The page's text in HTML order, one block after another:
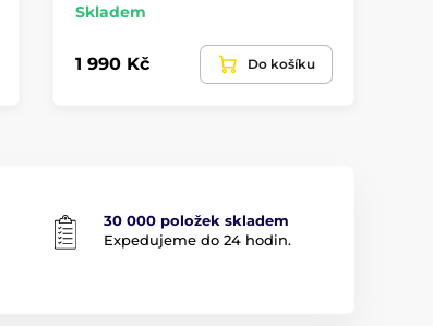
Skladem
1 990 Kč Do košíku
30 000 položek skladem
Expedujeme do 24 hodin.